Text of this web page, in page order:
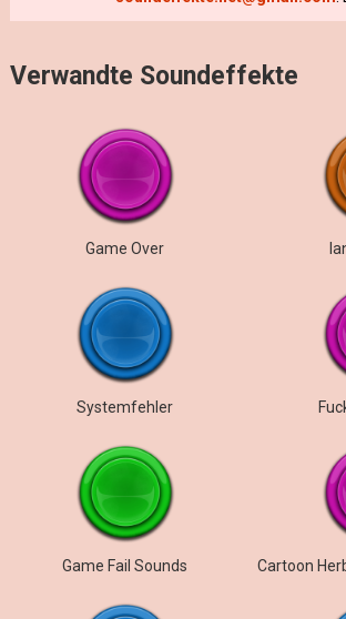
Verwandte Soundeffekte
Game Over
Systemfehler
Game Fail Sounds